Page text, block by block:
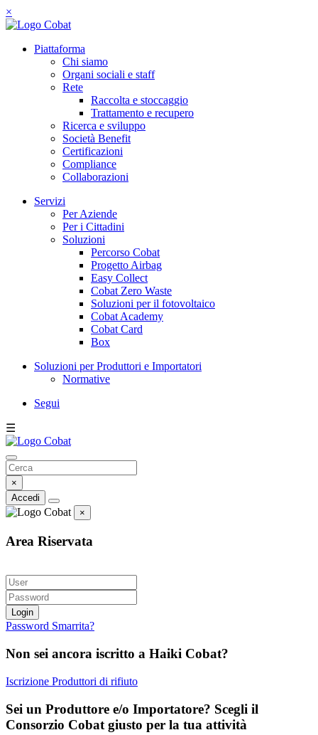
×
Piattaforma
Chi siamo
Organi sociali e staff
Rete
Raccolta e stoccaggio
Trattamento e recupero
Ricerca e sviluppo
Società Benefit
Certificazioni
Compliance
Collaborazioni
Servizi
Per Aziende
Per i Cittadini
Soluzioni
Percorso Cobat
Progetto Airbag
Easy Collect
Cobat Zero Waste
Soluzioni per il fotovoltaico
Cobat Academy
Cobat Card
Box
Soluzioni per Produttori e Importatori
Normative
Segui
☰
×
Accedi
×
Area Riservata
Login
Password Smarrita?
Non sei ancora iscritto a Haiki Cobat?
Iscrizione Produttori di rifiuto
Sei un Produttore e/o Importatore? Scegli il
Consorzio Cobat giusto per la tua attività